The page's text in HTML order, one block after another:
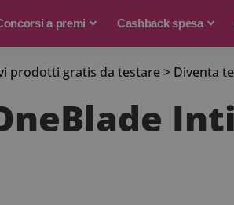
a premi Cashback spesa
prodotti gratis da testare> Diventa